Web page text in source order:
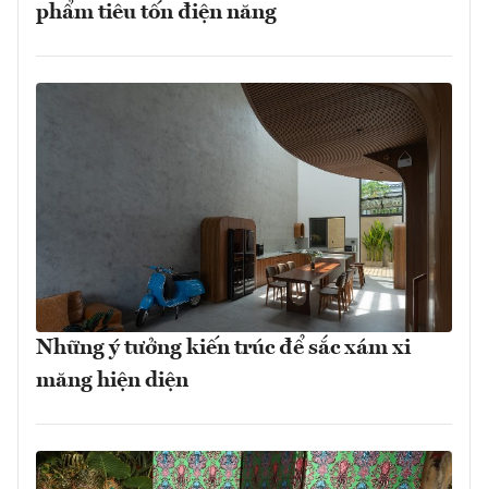
phẩm tiêu tốn điện năng
Những ý tưởng kiến trúc để sắc xám xi
măng hiện diện